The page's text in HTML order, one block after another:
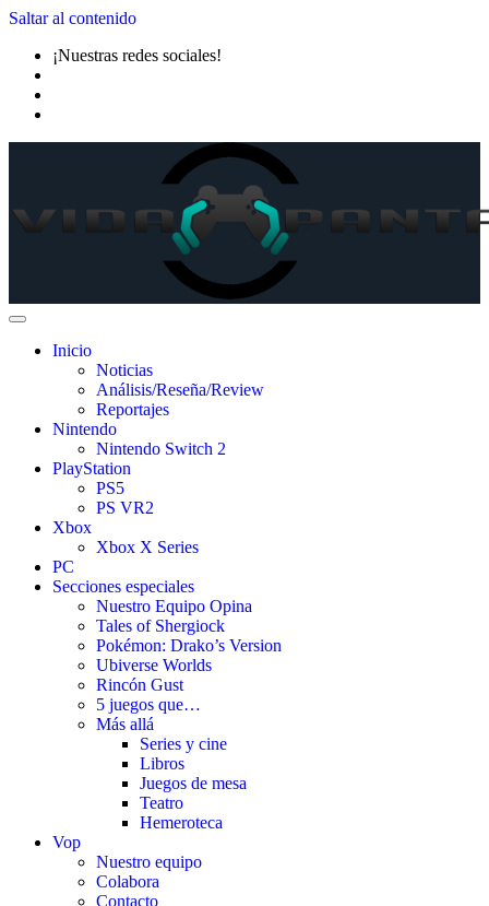
Saltar al contenido
¡Nuestras redes sociales!
Inicio
Noticias
Análisis/Reseña/Review
Reportajes
Nintendo
Nintendo Switch 2
PlayStation
PS5
PS VR2
Xbox
Xbox X Series
PC
Secciones especiales
Nuestro Equipo Opina
Tales of Shergiock
Pokémon: Drako’s Version
Ubiverse Worlds
Rincón Gust
5 juegos que…
Más allá
Series y cine
Libros
Juegos de mesa
Teatro
Hemeroteca
Vop
Nuestro equipo
Colabora
Contacto